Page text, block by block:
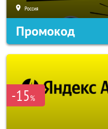
Россия
Промокод
-15%